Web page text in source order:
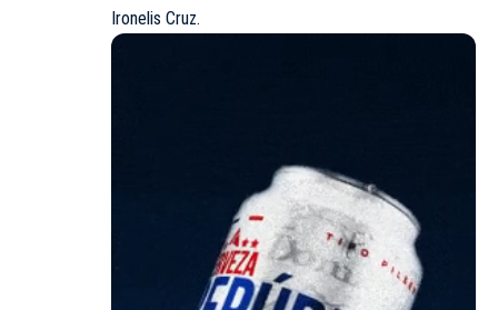
Ironelis Cruz.